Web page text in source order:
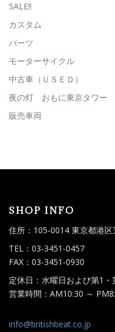
SALE!!
カスタム
パーツ
モーターサイクル
中古車（ＵＳＥＤ）
夜の灯 おもに東京タワー
販売車両
SHOP INFO
住所：105-0014 東京都港区
TEL：03-3451-0457
FAX：03-3451-0930
定休日：水曜日および第1・
営業時間：AM10:30 ～
info@britishbeat.co.jp